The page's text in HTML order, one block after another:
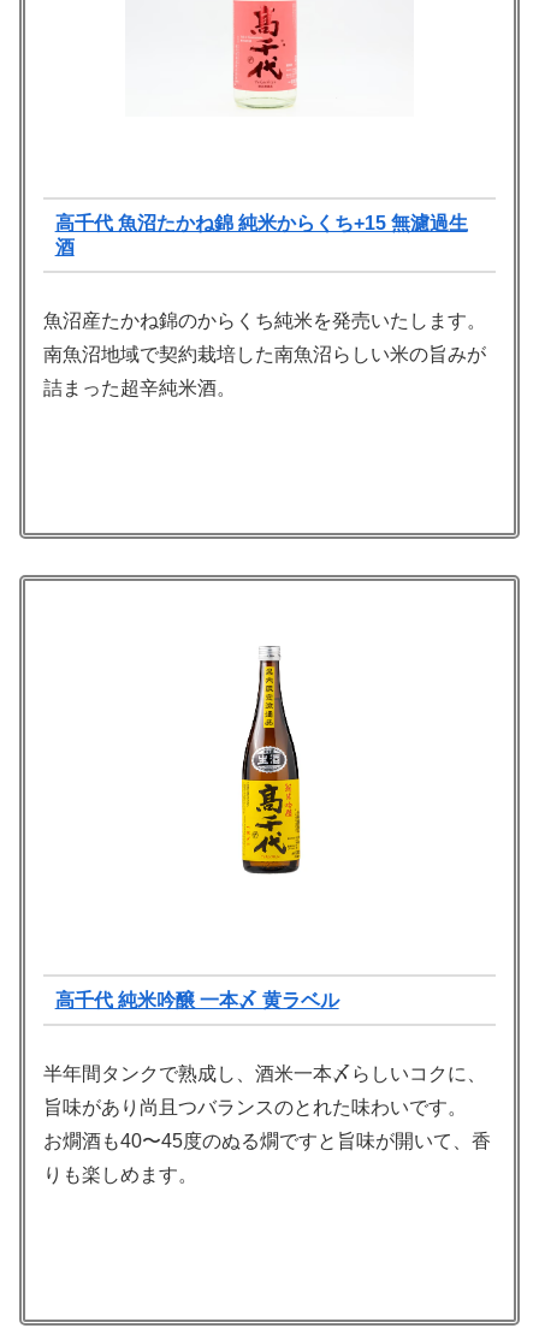
高千代 魚沼たかね錦 純米からくち+15 無濾過生
酒
魚沼産たかね錦のからくち純米を発売いたします。
南魚沼地域で契約栽培した南魚沼らしい米の旨みが
詰まった超辛純米酒。
高千代 純米吟醸 一本〆 黄ラベル
半年間タンクで熟成し、酒米一本〆らしいコクに、
旨味があり尚且つバランスのとれた味わいです。
お燗酒も40〜45度のぬる燗ですと旨味が開いて、香
りも楽しめます。